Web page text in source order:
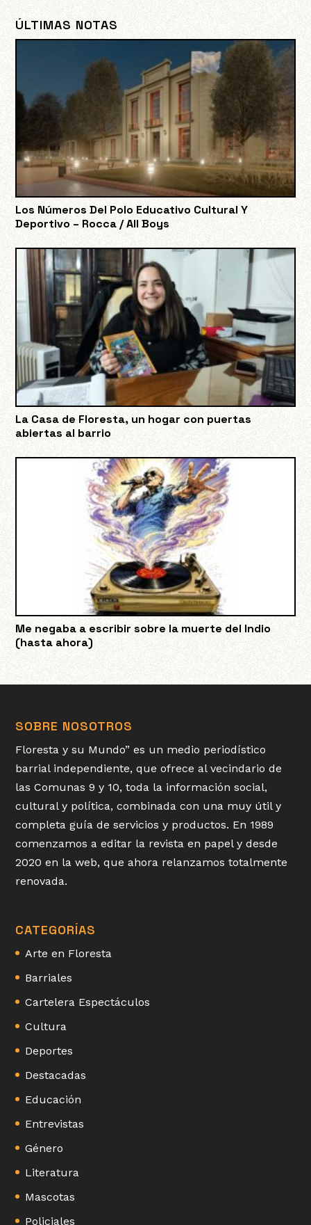
ÚLTIMAS NOTAS
Los Números Del Polo Educativo Cultural Y
Deportivo – Rocca / All Boys
La Casa de Floresta, un hogar con puertas
abiertas al barrio
Me negaba a escribir sobre la muerte del Indio
(hasta ahora)
SOBRE NOSOTROS
Floresta y su Mundo” es un medio periodístico
barrial independiente, que ofrece al vecindario de
las Comunas 9 y 10, toda la información social,
cultural y política, combinada con una muy útil y
completa guía de servicios y productos. En 1989
comenzamos a editar la revista en papel y desde
2020 en la web, que ahora relanzamos totalmente
renovada.
CATEGORÍAS
Arte en Floresta
Barriales
Cartelera Espectáculos
Cultura
Deportes
Destacadas
Educación
Entrevistas
Género
Literatura
Mascotas
Policiales